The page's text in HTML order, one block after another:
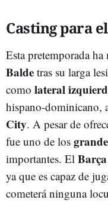
Casting para
Esta pretemporada
Balde tras su larga
como lateral
hispano-dominicano,
City. A pesar de
fue uno de los
importantes. El Barça
ya que es capaz de
cometerá ninguna